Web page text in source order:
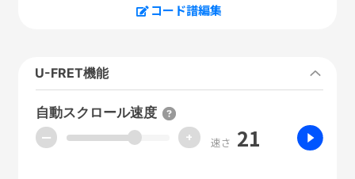
コード譜編集
U-FRET機能
自動スクロール速度
ー + 速さ 21